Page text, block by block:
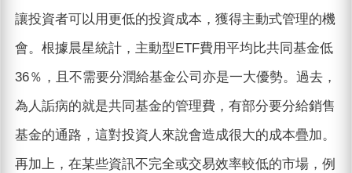
讓投資者可以用更低的投資成本，獲得主動式管理的機
會。根據晨星統計，主動型ETF費用平均比共同基金低
36％，且不需要分潤給基金公司亦是一大優勢。過去，
為人詬病的就是共同基金的管理費，有部分要分給銷售
基金的通路，這對投資人來說會造成很大的成本疊加。
再加上，在某些資訊不完全或交易效率較低的市場，例